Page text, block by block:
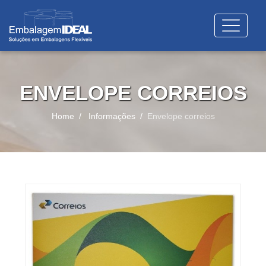
ENVELOPE CORREIOS
Home Informações Envelope correios